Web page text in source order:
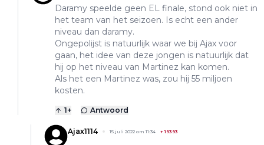
Daramy speelde geen EL finale, stond ook niet in
het team van het seizoen. Is echt een ander
niveau dan daramy.
Ongepolijst is natuurlijk waar we bij Ajax voor
gaan, het idee van deze jongen is natuurlijk dat
hij op het niveau van Martinez kan komen.
Als het een Martinez was, zou hij 55 miljoen
kosten.
1+ Antwoord
Ajax1114 15 juli 2022 om 11:34 +19393